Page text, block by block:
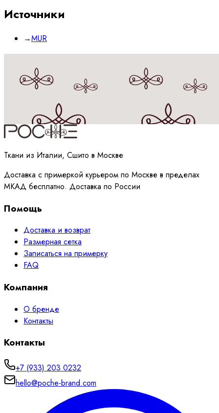
Источники
→MUR
Принимаюполитикуобработки данных
Ткани из Италии, Сшито в Москве
Доставка с примеркой курьером по Москве в пределах
МКАД бесплатно. Доставка по России
Помощь
Доставка и возврат
Размерная сетка
Записаться на примерку
FAQ
Компания
О бренде
Контакты
Контакты
+7 (933) 203 0232
hello@poche-brand.com